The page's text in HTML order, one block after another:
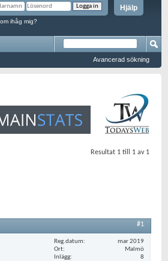
Hjälp
ihåg mig?
Avancerad sökning
Resultat 1 till 1 av 1
#1
Reg.datum
mar 2019
Ort
Malmö
Inlägg
8